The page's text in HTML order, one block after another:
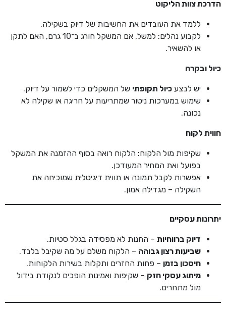
הדרכת צוות הליקוט
ללמד את העובדים את החשיבות של דיוק בשקילה.
לקבוע נהלים: למשל, אם המשקל חורג ב־10 גרם, האם לתקן
או להשאיר.
כיול ובקרה
יש לבצע כיול תקופתי של המשקלים כדי לשמור על דיוק.
שימוש במערכות ניטור שמתריעות על חריגה או שקילה לא
נכונה.
חווית לקוח
שקיפות מול הלקוח: הלקוח רואה בסוף ההזמנה את המשקל
בפועל ואת המחיר המעודכן.
אפשרות לקבל תמונה או תווית דיגיטלית שמוכיחה את
השקילה – מגדילה אמון.
יתרונות עסקיים
דיוק ברווחיות – החנות לא מפסידה בגלל סטיות.
שביעות רצון גבוהה – הלקוח משלם על מה שקיבל בלבד.
חיסכון בזמן – פחות החזרים ותקלות בשירות הלקוחות.
מיתוג עסקי חזק – שקיפות ואמינות הופכים לנקודת בידול
מול מתחרים.